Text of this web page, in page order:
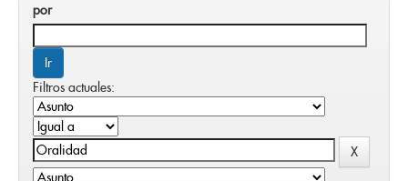
por
Filtros actuales: